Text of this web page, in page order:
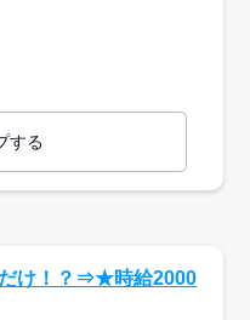
する
だけ！？⇒★時給2000